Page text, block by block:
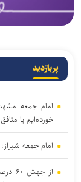
پربازدید
امام جمعه
خورده‌ایم یا
امام جمعه